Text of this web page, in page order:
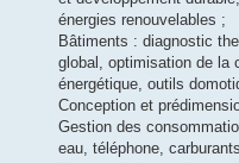
énergies renouvelables ;
Bâtiments : diagnostic
global, optimisation de la
énergétique, outils
Conception et
Gestion des
eau, téléphone,